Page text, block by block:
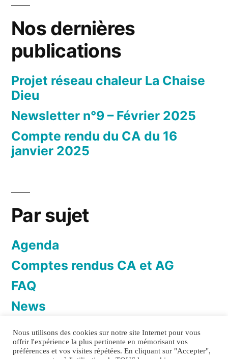
Nos dernières
publications
Projet réseau chaleur La Chaise
Dieu
Newsletter n°9 – Février 2025
Compte rendu du CA du 16
janvier 2025
Par sujet
Agenda
Comptes rendus CA et AG
FAQ
News
Newsletter
Nous utilisons des cookies sur notre site Internet pour vous
offrir l'expérience la plus pertinente en mémorisant vos
préférences et vos visites répétées. En cliquant sur "Accepter",